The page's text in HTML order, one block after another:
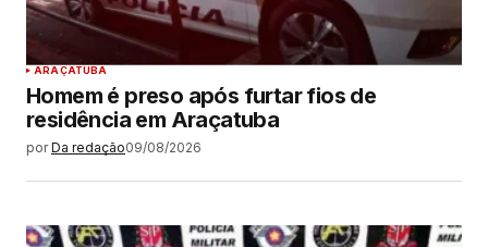
ARAÇATUBA
Homem é preso após furtar fios de
residência em Araçatuba
por Da redação09/08/2026